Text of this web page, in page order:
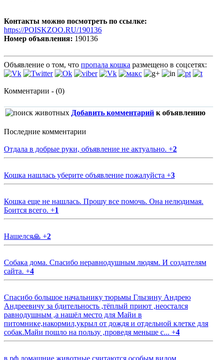
Контакты можно посмотреть по ссылке:
https://POISKZOO.RU/190136
Номер объявления: 190136
Объявление о том, что пропала кошка размещено в соцсетях:
Комментарии - (0)
Добавить комментарий к объявлению
Последние комментарии
Отдала в добрые руки, объявление не актуально. +2
Кошка нашлась уберите объявление пожалуйста +3
Кошка еще не нашлась. Прошу все помочь. Она нелюдимая.
Боится всего. +1
Нашелся🙏 +2
Собака дома. Спасибо неравнодушным людям. И создателям
сайта. +4
Спасибо большое начальнику тюрьмы Глызину Андрею
Андреевичу за бдительность ,тёплый приют ,неостался
равнодушным ,а нашёл место для Майи в
питомнике,накормил,укрыл от дождя и отдельной клетке для
собак.Майи пошло на пользу ,проведя меньше с... +4